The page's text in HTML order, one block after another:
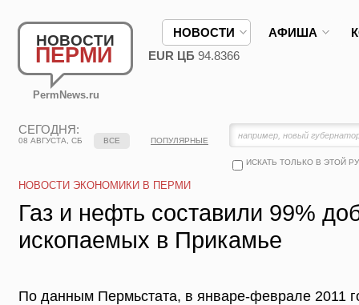
НОВОСТИ
ПЕРМИ
PermNews.ru
НОВОСТИ АФИША
EUR ЦБ 94.8366
СЕГОДНЯ:
08 АВГУСТА, СБ
ИСКАТЬ ТОЛЬКО В ЭТОЙ
ВСЕ ПОПУЛЯРНЫЕ
НОВОСТИ ЭКОНОМИКИ В ПЕРМИ
Газ и нефть составили 99%
ископаемых в Прикамье
По данным Пермьстата, в январе-феврале 2011